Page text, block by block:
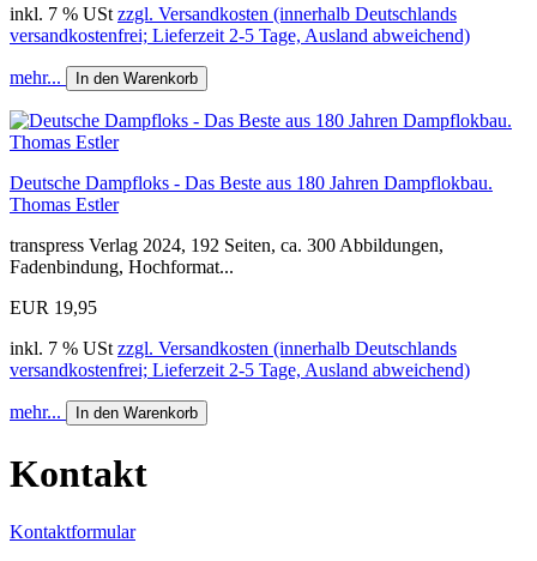
inkl. 7 % USt zzgl. Versandkosten (innerhalb Deutschlands
versandkostenfrei; Lieferzeit 2-5 Tage, Ausland abweichend)
mehr... In den Warenkorb
Deutsche Dampfloks - Das Beste aus 180 Jahren Dampflokbau.
Thomas Estler
transpress Verlag 2024, 192 Seiten, ca. 300 Abbildungen,
Fadenbindung, Hochformat...
EUR 19,95
inkl. 7 % USt zzgl. Versandkosten (innerhalb Deutschlands
versandkostenfrei; Lieferzeit 2-5 Tage, Ausland abweichend)
mehr... In den Warenkorb
Kontakt
Kontaktformular